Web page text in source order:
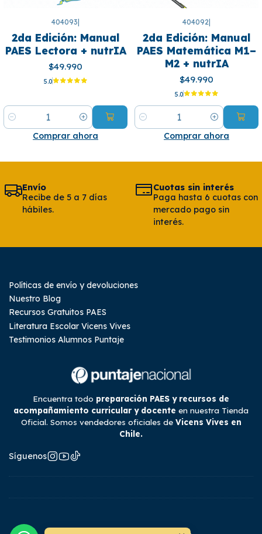
404093
2da Edición: Manual
PAES Lectora + nutrIA
$49.990
5.0
Cantidad
Comprar ahora
404092
2da Edición: Manual
PAES Matemática M1–
M2 + nutrIA
$49.990
5.0
Cantidad
Comprar ahora
Envío
Recibe de 5 a 7 días
hábiles.
Cuotas sin interés
Paga hasta 6 cuotas con
mercado pago sin
interés.
Políticas de envío y devoluciones
Nuestro Blog
Recursos Gratuitos PAES
Literatura Escolar Vicens Vives
Testimonios Alumnos Puntaje
Encuentra todo preparación PAES y recursos de
acompañamiento curricular y docente en nuestra Tienda
Oficial. Somos vendedores oficiales de Vicens Vives en
Chile.
Síguenos
2026 Tienda Puntaje Nacional.